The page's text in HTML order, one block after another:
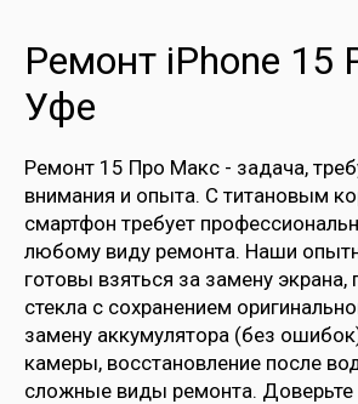
Ремонт iPhone 15
Уфе
Ремонт 15 Про Макс - задача,
внимания и опыта. С титановым
смартфон требует
любому виду ремонта. Наши
готовы взяться за замену экрана,
стекла с сохранением
замену аккумулятора (без
камеры, восстановление после
сложные виды ремонта. Доверьте